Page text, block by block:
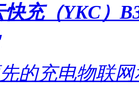
快充（YKC）
的充电物联